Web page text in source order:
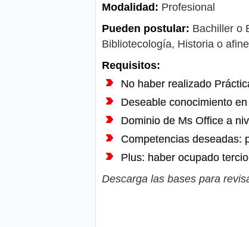
Modalidad: Profesional
Pueden postular: Bachiller o
Bibliotecología, Historia o
Requisitos:
No haber realizado
Deseable conocimiento
Dominio de Ms Office a
Competencias deseadas:
Plus: haber ocupado
Descarga las bases para